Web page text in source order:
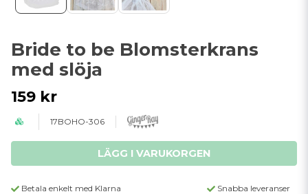
Bride to be Blomsterkrans
med slöja
159 kr
17BOHO-306
LÄGG I VARUKORGEN
Betala enkelt med Klarna
Snabba leveranser